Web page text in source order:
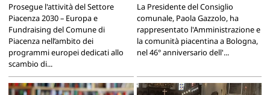
Prosegue l'attività del Settore
Piacenza 2030 – Europa e
Fundraising del Comune di
Piacenza nell’ambito dei
programmi europei dedicati allo
scambio di...
La Presidente del Consiglio
comunale, Paola Gazzolo, ha
rappresentato l'Amministrazione e
la comunità piacentina a Bologna,
nel 46° anniversario dell'...